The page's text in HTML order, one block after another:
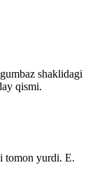
shaklidagi
qismi.
tomon yurdi. E.